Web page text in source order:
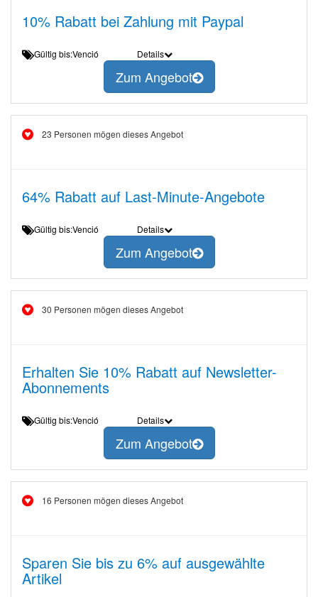
10% Rabatt bei Zahlung mit Paypal
Gültig bis:Venció Details
Zum Angebot
23 Personen mögen dieses Angebot
64% Rabatt auf Last-Minute-Angebote
Gültig bis:Venció Details
Zum Angebot
30 Personen mögen dieses Angebot
Erhalten Sie 10% Rabatt auf Newsletter-
Abonnements
Gültig bis:Venció Details
Zum Angebot
16 Personen mögen dieses Angebot
Sparen Sie bis zu 6% auf ausgewählte
Artikel